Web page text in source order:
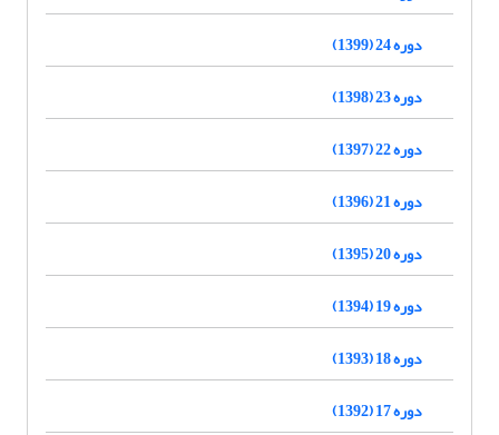
دوره 24 (1399)
دوره 23 (1398)
دوره 22 (1397)
دوره 21 (1396)
دوره 20 (1395)
دوره 19 (1394)
دوره 18 (1393)
دوره 17 (1392)